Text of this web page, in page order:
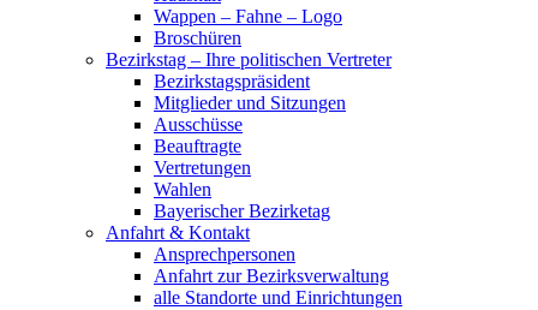
Wappen – Fahne – Logo
Broschüren
Bezirkstag – Ihre politischen Vertreter
Bezirkstagspräsident
Mitglieder und Sitzungen
Ausschüsse
Beauftragte
Vertretungen
Wahlen
Bayerischer Bezirketag
Anfahrt & Kontakt
Ansprechpersonen
Anfahrt zur Bezirksverwaltung
alle Standorte und Einrichtungen